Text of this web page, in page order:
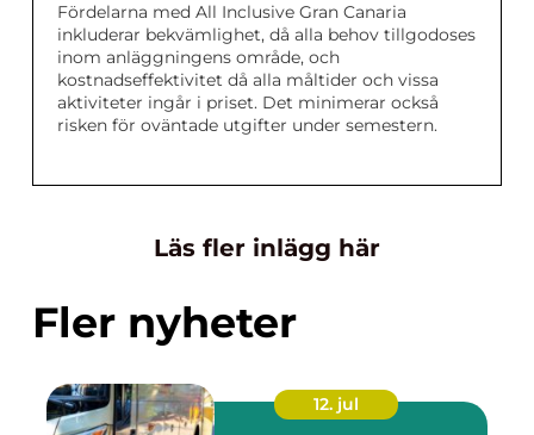
Fördelarna med All Inclusive Gran Canaria
inkluderar bekvämlighet, då alla behov tillgodoses
inom anläggningens område, och
kostnadseffektivitet då alla måltider och vissa
aktiviteter ingår i priset. Det minimerar också
risken för oväntade utgifter under semestern.
Läs fler inlägg här
Fler nyheter
12. jul